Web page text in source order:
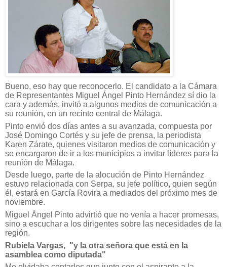
Bueno, eso hay que reconocerlo. El candidato a la Cámara
de Representantes Miguel Ángel Pinto Hernández sí dio la
cara y además, invitó a algunos medios de comunicación a
su reunión, en un recinto central de Málaga.
Pinto envió dos días antes a su avanzada, compuesta por
José Domingo Cortés y su jefe de prensa, la periodista
Karen Zárate, quienes visitaron medios de comunicación y
se encargaron de ir a los municipios a invitar líderes para la
reunión de Málaga.
Desde luego, parte de la alocución de Pinto Hernández
estuvo relacionada con Serpa, su jefe político, quien según
él, estará en García Rovira a mediados del próximo mes de
noviembre.
Miguel Ángel Pinto advirtió que no venía a hacer promesas,
sino a escuchar a los dirigentes sobre las necesidades de la
región.
Rubiela Vargas, "y la otra señora que está en la
asamblea como diputada"